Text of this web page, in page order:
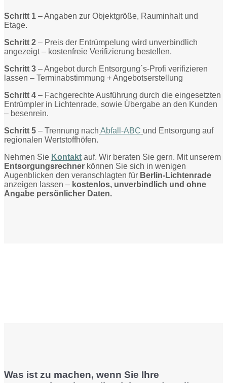
Schritt 1 – Angaben zur Objektgröße, Rauminhalt und
Etage.
Schritt 2 – Preis der Entrümpelung wird unverbindlich
angezeigt – kostenfreie Verifizierung bestellen.
Schritt 3 – Angebot durch Entsorgung´s-Profi verifizieren
lassen – Terminabstimmung + Angebotserstellung
Schritt 4 – Fachgerechte Ausführung durch die eingesetzten
Entrümpler in Lichtenrade, sowie Übergabe an den Kunden
– besenrein.
Schritt 5 – Trennung nach Abfall-ABC und Entsorgung auf
regionalen Wertstoffhöfen.
Nehmen Sie Kontakt auf. Wir beraten Sie gern. Mit unserem
Entsorgungsrechner können Sie sich in wenigen
Augenblicken den veranschlagten für Berlin-Lichtenrade
anzeigen lassen – kostenlos, unverbindlich und ohne
Angabe persönlicher Daten.
Was ist zu machen, wenn Sie Ihre